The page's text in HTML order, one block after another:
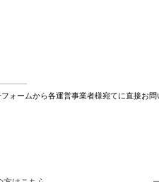
ォームから各運営事業者様宛てに直接お問